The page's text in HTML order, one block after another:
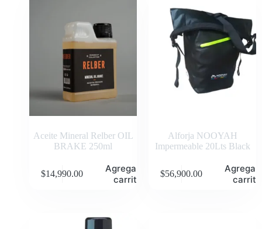
Aceite Mineral Relber OIL
BRAKE 250ml
$14,990.00
Agregar al
carrito
Alforja NOOYAH
Impermeable 20Lts Black
$56,900.00
Agregar
carrito